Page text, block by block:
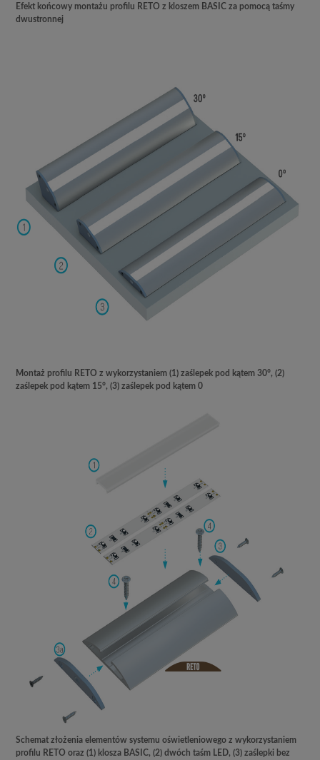
Efekt końcowy montażu profilu RETO z kloszem BASIC za pomocą taśmy
dwustronnej
Montaż profilu RETO z wykorzystaniem (1) zaślepek pod kątem 30°, (2)
zaślepek pod kątem 15°, (3) zaślepek pod kątem 0
Schemat złożenia elementów systemu oświetleniowego z wykorzystaniem
profilu RETO oraz (1) klosza BASIC, (2) dwóch taśm LED, (3) zaślepki bez